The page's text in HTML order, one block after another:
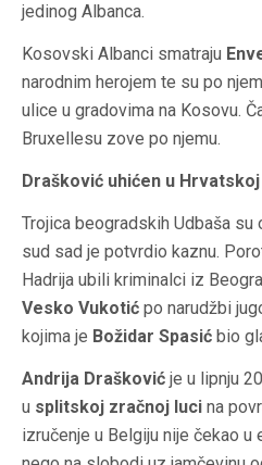
jedinog Albanca.
Kosovski Albanci smatraju
narodnim herojem te su po
ulice u gradovima na Kosovu.
Bruxellesu zove po njemu.
Drašković uhićen u
Trojica beogradskih Udbaša
sud sad je potvrdio kaznu.
Hadrija ubili kriminalci iz
Vesko Vukotić po narudžbi
kojima je Božidar Spasić bio
Andrija Drašković je u lipnju
u splitskoj zračnoj luci na
izručenje u Belgiju nije čekao